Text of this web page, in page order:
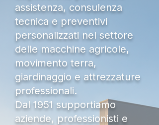
assistenza, consulenza
tecnica e preventivi
personalizzati nel settore
delle macchine agricole,
movimento terra,
giardinaggio e attrezzature
professionali.
Dal 1951 supportiamo
aziende, professionisti e